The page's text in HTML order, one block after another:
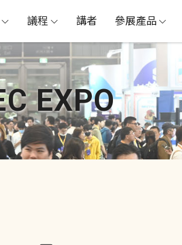
議程 講者 參展產品
EXPO